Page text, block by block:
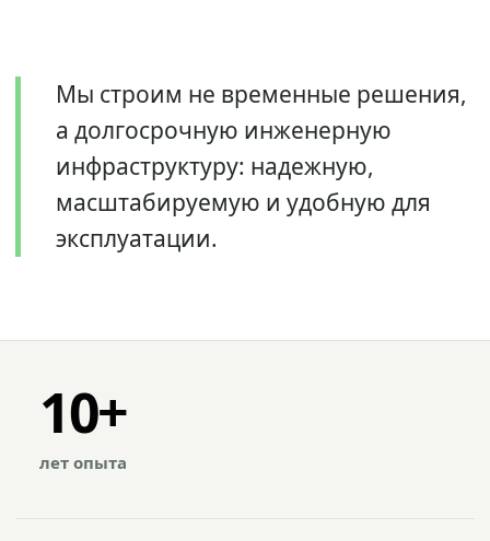
Мы строим не временные решения,
а долгосрочную инженерную
инфраструктуру: надежную,
масштабируемую и удобную для
эксплуатации.
10+
лет опыта